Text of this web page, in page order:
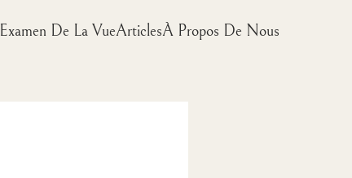
Examen De La VueArticlesÀ Propos De Nous